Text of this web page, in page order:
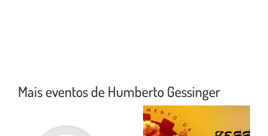
Mais eventos de Humberto Gessinger